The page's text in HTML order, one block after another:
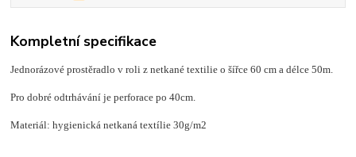
Kompletní specifikace
Jednorázové prostěradlo v roli z netkané textilie o šířce 60 cm a délce 50m.
Pro dobré odtrhávání je perforace po 40cm.
Materiál: hygienická netkaná textílie 30g/m2